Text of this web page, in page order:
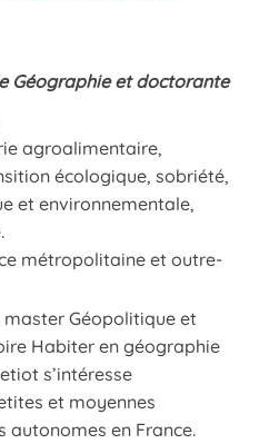
Géographie et doctorante
agroalimentaire,
écologique, sobriété,
et environnementale,
métropolitaine et outre-
master Géopolitique et
Habiter en géographie
s’intéresse
et moyennes
autonomes en France.